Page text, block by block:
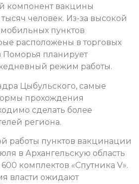
компонент вакцины
человек. Из-за высокой
пунктов
расположены в торговых
Поморья планирует
режим работы.
Цыбульского, самые
прохождения
сделать более
региона.
работы пунктов вакцинации
в Архангельскую область
комплектов «Спутника V».
власти ожидают